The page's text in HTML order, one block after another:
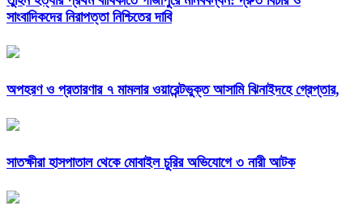
সাংবাদিকদের নিরাপত্তা নিশ্চিতের দাবি
অপহরণ ও প্রতারণার ৭ মামলার ওয়ারেন্টভুক্ত আসামি ঝিনাইদহে গ্রেপ্তার,
সাতক্ষীরা হাসপাতাল থেকে মোবাইল চুরির অভিযোগে ৩ নারী আটক